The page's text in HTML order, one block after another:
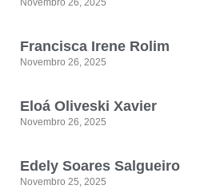
Novembro 26, 2025
Francisca Irene Rolim
Novembro 26, 2025
Eloá Oliveski Xavier
Novembro 26, 2025
Edely Soares Salgueiro
Novembro 25, 2025